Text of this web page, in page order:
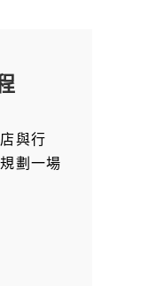
與行
劃一場